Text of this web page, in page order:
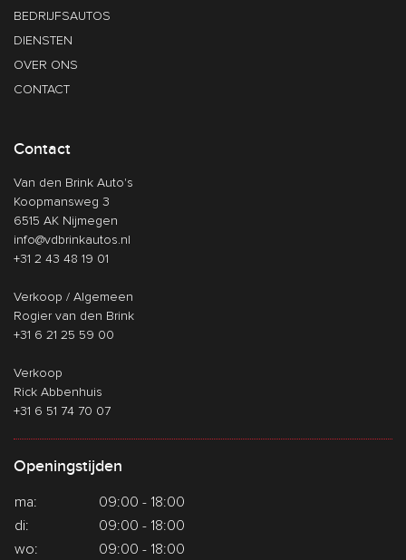
BEDRIJFSAUTOS
DIENSTEN
OVER ONS
CONTACT
Contact
Van den Brink Auto's
Koopmansweg 3
6515 AK Nijmegen
info@vdbrinkautos.nl
+31 2 43 48 19 01
Verkoop / Algemeen
Rogier van den Brink
+31 6 21 25 59 00
Verkoop
Rick Abbenhuis
+31 6 51 74 70 07
Openingstijden
ma:
09:00 - 18:00
di:
09:00 - 18:00
wo:
09:00 - 18:00